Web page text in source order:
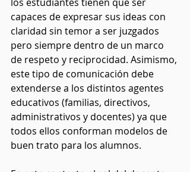
capaces de expresar sus ideas con
claridad sin temor a ser juzgados
pero siempre dentro de un marco
de respeto y reciprocidad. Asimismo,
este tipo de comunicación debe
extenderse a los distintos agentes
educativos (familias, directivos,
administrativos y docentes) ya que
todos ellos conforman modelos de
buen trato para los alumnos.